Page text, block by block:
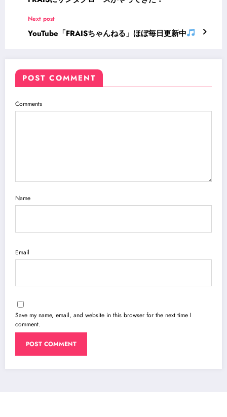
Next post
YouTube「FRAISちゃんねる」ほぼ毎日更新中
POST COMMENT
Comments
Name
Email
Save my name, email, and website in this browser for the next time I
comment.